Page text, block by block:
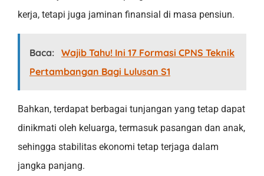
kerja, tetapi juga jaminan finansial di masa pensiun.
Baca: Wajib Tahu! Ini 17 Formasi CPNS Teknik
Pertambangan Bagi Lulusan S1
Bahkan, terdapat berbagai tunjangan yang tetap dapat
dinikmati oleh keluarga, termasuk pasangan dan anak,
sehingga stabilitas ekonomi tetap terjaga dalam
jangka panjang.